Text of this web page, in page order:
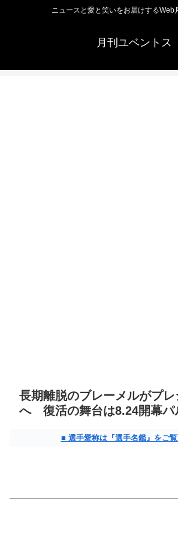
ニュースと愛と笑いをお届けするWeb
月刊ユベントス
長期離脱のブレーメルがプ
へ 復活の舞台は8.24開幕パ
■ 選手愛称は『選手名鑑』をご